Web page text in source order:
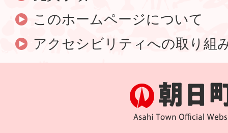
このホームページについて
アクセシビリティへの取り組